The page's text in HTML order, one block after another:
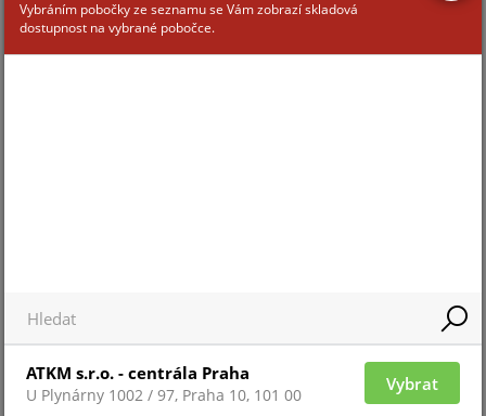
Vybráním pobočky ze seznamu se Vám zobrazí skladová
dostupnost na vybrané pobočce.
ATKM s.r.o. - centrála Praha
U Plynárny 1002 / 97, Praha 10, 101 00
Vybrat